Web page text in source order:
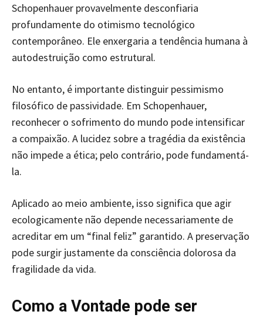
Schopenhauer provavelmente desconfiaria
profundamente do otimismo tecnológico
contemporâneo. Ele enxergaria a tendência humana à
autodestruição como estrutural.
No entanto, é importante distinguir pessimismo
filosófico de passividade. Em Schopenhauer,
reconhecer o sofrimento do mundo pode intensificar
a compaixão. A lucidez sobre a tragédia da existência
não impede a ética; pelo contrário, pode fundamentá-
la.
Aplicado ao meio ambiente, isso significa que agir
ecologicamente não depende necessariamente de
acreditar em um “final feliz” garantido. A preservação
pode surgir justamente da consciência dolorosa da
fragilidade da vida.
Como a Vontade pode ser